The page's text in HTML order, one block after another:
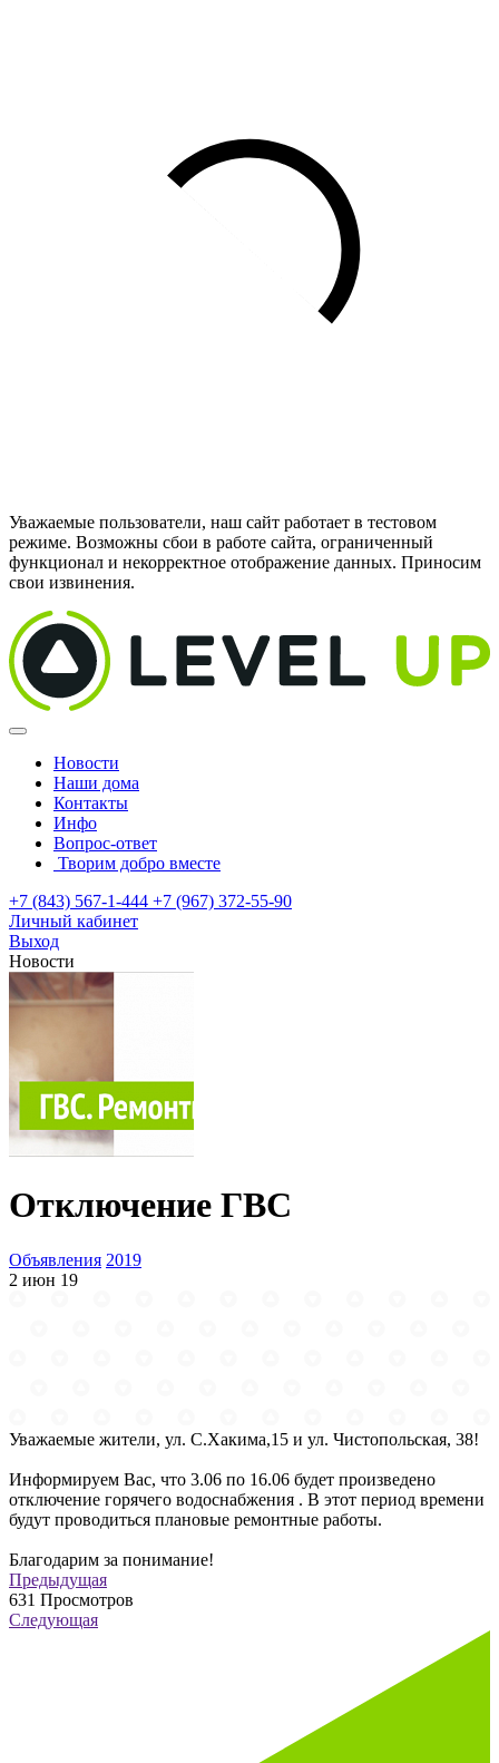
Уважаемые пользователи, наш сайт работает в тестовом
режиме. Возможны сбои в работе сайта, ограниченный
функционал и некорректное отображение данных. Приносим
свои извинения.
Новости
Наши дома
Контакты
Инфо
Вопрос-ответ
Творим добро вместе
+7 (843) 567-1-444 +7 (967) 372-55-90
Личный кабинет
Выход
Новости
Отключение ГВС
Объявления 2019
2 июн 19
Уважаемые жители, ул. С.Хакима,15 и ул. Чистопольская, 38!
Информируем Вас, что 3.06 по 16.06 будет произведено
отключение горячего водоснабжения . В этот период времени
будут проводиться плановые ремонтные работы.
Благодарим за понимание!
Предыдущая
631 Просмотров
Следующая